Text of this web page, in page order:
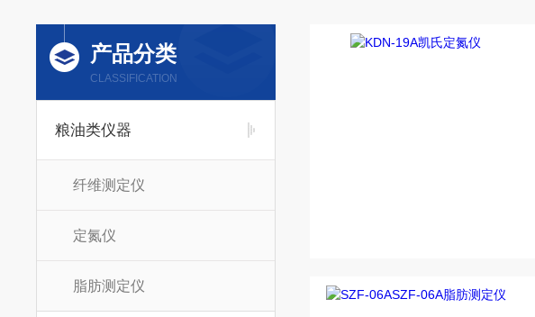
产品分类
CLASSIFICATION
粮油类仪器
纤维测定仪
定氮仪
脂肪测定仪